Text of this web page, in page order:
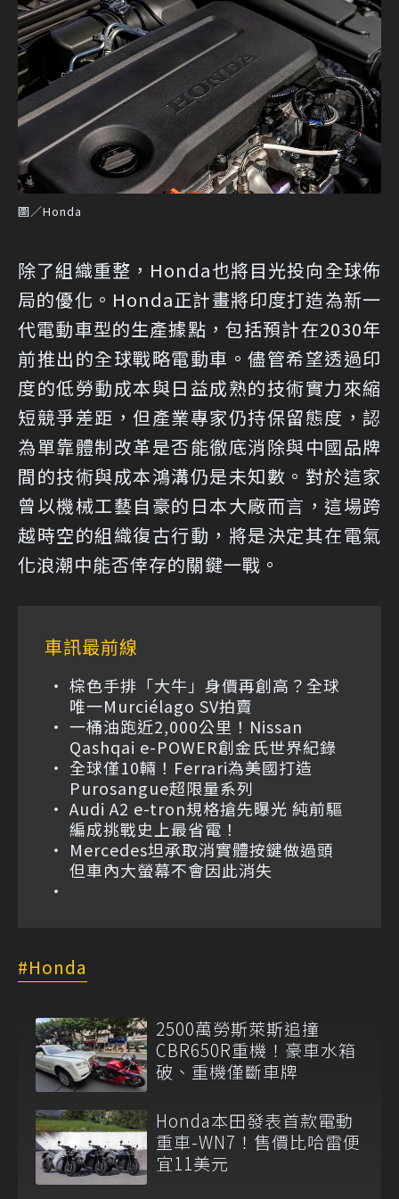
圖／Honda
除了組織重整，Honda也將目光投向全球佈
局的優化。Honda正計畫將印度打造為新一
代電動車型的生產據點，包括預計在2030年
前推出的全球戰略電動車。儘管希望透過印
度的低勞動成本與日益成熟的技術實力來縮
短競爭差距，但產業專家仍持保留態度，認
為單靠體制改革是否能徹底消除與中國品牌
間的技術與成本鴻溝仍是未知數。對於這家
曾以機械工藝自豪的日本大廠而言，這場跨
越時空的組織復古行動，將是決定其在電氣
化浪潮中能否倖存的關鍵一戰。
車訊最前線
棕色手排「大牛」身價再創高？全球
唯一Murciélago SV拍賣
一桶油跑近2,000公里！Nissan
Qashqai e-POWER創金氏世界紀錄
全球僅10輛！Ferrari為美國打造
Purosangue超限量系列
Audi A2 e-tron規格搶先曝光 純前驅
編成挑戰史上最省電！
Mercedes坦承取消實體按鍵做過頭
但車內大螢幕不會因此消失
Honda
2500萬勞斯萊斯追撞
CBR650R重機！豪車水箱
破、重機僅斷車牌
Honda本田發表首款電動
重車-WN7！售價比哈雷便
宜11美元